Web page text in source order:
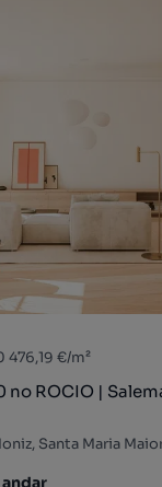
476,19 €/m²
no ROCIO |
Santa Maria
andar